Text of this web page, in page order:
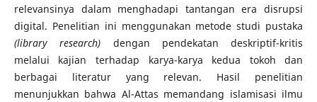
relevansinya dalam menghadapi tantangan era disrupsi
digital. Penelitian ini menggunakan metode studi pustaka
(library research) dengan pendekatan deskriptif-kritis
melalui kajian terhadap karya-karya kedua tokoh dan
berbagai literatur yang relevan. Hasil penelitian
menunjukkan bahwa Al-Attas memandang islamisasi ilmu